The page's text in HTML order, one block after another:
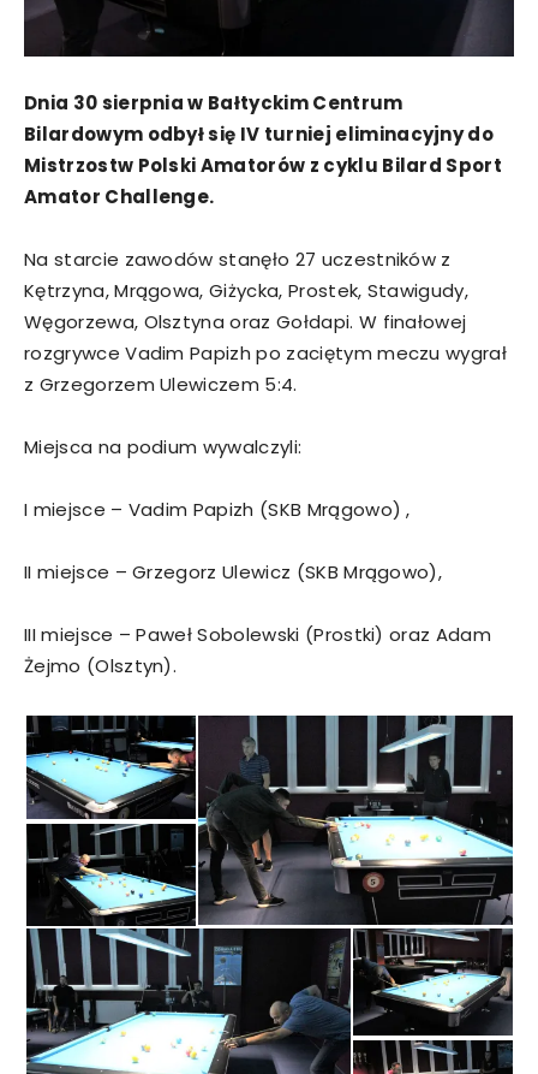
Dnia 30 sierpnia w Bałtyckim Centrum
Bilardowym odbyłsię IV turniej eliminacyjny do
Mistrzostw Polski Amatorów z cyklu Bilard Sport
Amator Challenge.
Na starcie zawodów stanęło 27 uczestników z
Kętrzyna, Mrągowa, Giżycka, Prostek, Stawigudy,
Węgorzewa, Olsztyna oraz Gołdapi. W finałowej
rozgrywce Vadim Papizh po zaciętym meczu wygrał
z Grzegorzem Ulewiczem 5:4.
Miejsca na podium wywalczyli:
I miejsce – Vadim Papizh (SKB Mrągowo) ,
II miejsce – Grzegorz Ulewicz (SKB Mrągowo),
III miejsce – Paweł Sobolewski (Prostki) oraz Adam
Żejmo (Olsztyn).